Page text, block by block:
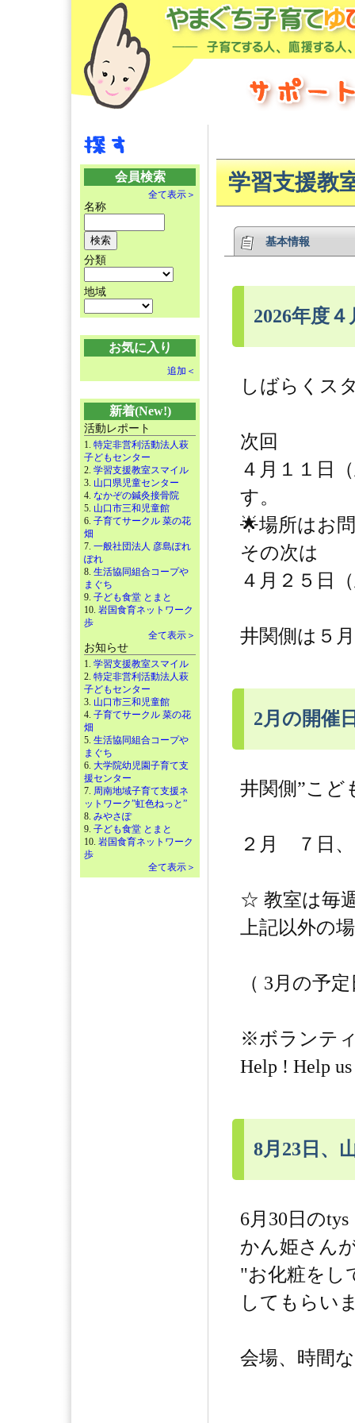
会員検索
全て表示＞
名称
分類
地域
お気に入り
追加＜
新着(New!)
活動レポート
1. 特定非営利活動法人萩
子どもセンター
2. 学習支援教室スマイル
3. 山口県児童センター
4. なかぞの鍼灸接骨院
5. 山口市三和児童館
6. 子育てサークル 菜の花
畑
7. 一般社団法人 彦島ぽれ
ぽれ
8. 生活協同組合コープや
まぐち
9. 子ども食堂 とまと
10. 岩国食育ネットワーク
歩
全て表示＞
お知らせ
1. 学習支援教室スマイル
2. 特定非営利活動法人萩
子どもセンター
3. 山口市三和児童館
4. 子育てサークル 菜の花
畑
5. 生活協同組合コープや
まぐち
6. 大学院幼児園子育て支
援センター
7. 周南地域子育て支援ネ
ットワーク”虹色ねっと”
8. みやさぽ
9. 子ども食堂 とまと
10. 岩国食育ネットワーク
歩
全て表示＞
学習支援教
基本情報
2026年度
しばらくス
次回
４月１１日
す。
🌟場所はお
その次は
４月２５日
井関側は５
2月の開催
井関側”こど
２月 ７日
☆ 教室は毎
上記以外の
（ 3月の予
※ボランテ
Help ! Help
8月23日、
6月30日の
かん姫さん
"お化粧をし
してもらい
会場、時間